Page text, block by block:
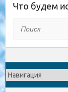
Что будем